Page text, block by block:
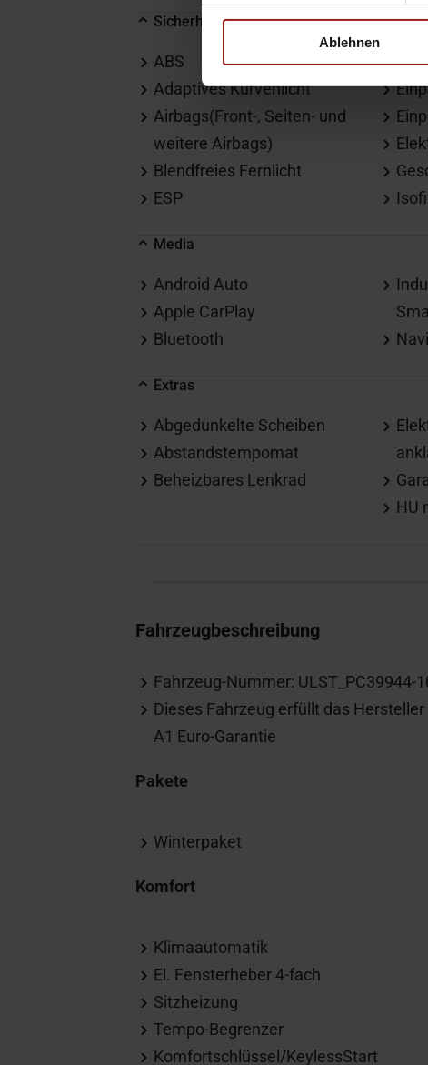
Ablehnen
Sicherheit & Umwelt
ABS
Adaptives Kurvenlicht
Airbags(Front-, Seiten- und
weitere Airbags)
Blendfreies Fernlicht
ESP
Media
Android Auto
Apple CarPlay
Bluetooth
Extras
Abgedunkelte Scheiben
Abstandstempomat
Beheizbares Lenkrad
HU
Fahrzeugbeschreibung
Fahrzeug-Nummer: ULST_PC39944-
Dieses Fahrzeug erfüllt das Hersteller
A1 Euro-Garantie
Pakete
Winterpaket
Komfort
Klimaautomatik
El. Fensterheber 4-fach
Sitzheizung
Tempo-Begrenzer
Komfortschlüssel/KeylessStart